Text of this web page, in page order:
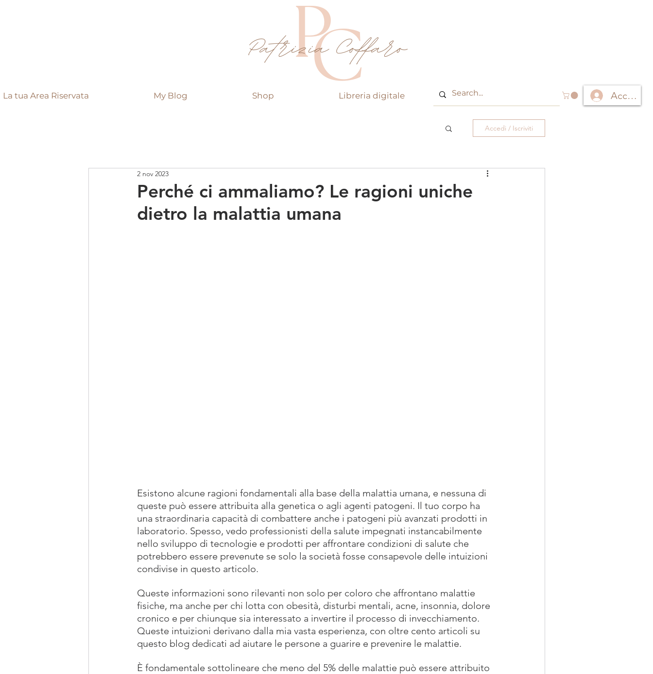
La tua Area Riservata My Blog Shop Libreria digitale Accedi
Accedi / Iscriviti
Perché ci ammaliamo? Le ragioni uniche
dietro la malattia umana
2 nov 2023
Esistono alcune ragioni fondamentali alla base della malattia umana, e nessuna di
queste può essere attribuita alla genetica o agli agenti patogeni. Il tuo corpo ha
una straordinaria capacità di combattere anche i patogeni più avanzati prodotti in
laboratorio. Spesso, vedo professionisti della salute impegnati instancabilmente
nello sviluppo di tecnologie e prodotti per affrontare condizioni di salute che
potrebbero essere prevenute se solo la società fosse consapevole delle intuizioni
condivise in questo articolo.
Queste informazioni sono rilevanti non solo per coloro che affrontano malattie
fisiche, ma anche per chi lotta con obesità, disturbi mentali, acne, insonnia, dolore
cronico e per chiunque sia interessato a invertire il processo di invecchiamento.
Queste intuizioni derivano dalla mia vasta esperienza, con oltre cento articoli su
questo blog dedicati ad aiutare le persone a guarire e prevenire le malattie.
È fondamentale sottolineare che meno del 5% delle malattie può essere attribuito